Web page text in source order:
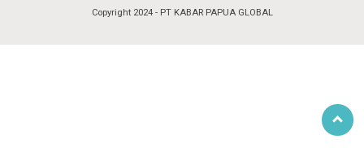
Copyright 2024 - PT KABAR PAPUA GLOBAL